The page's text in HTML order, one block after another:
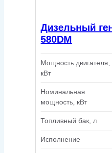
Дизельный
580DM
Мощность двигателя,
кВт
Номинальная
мощность, кВт
Топливный бак, л
Исполнение